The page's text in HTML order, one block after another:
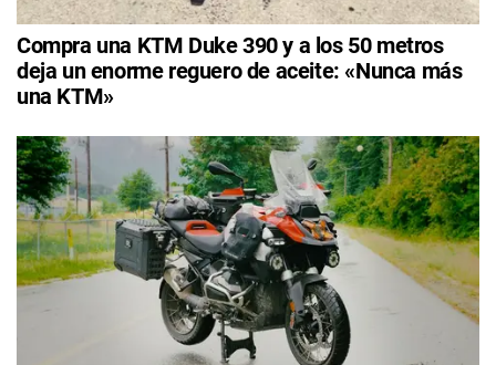
Compra una KTM Duke 390 y a los 50 metros
deja un enorme reguero de aceite: «Nunca más
una KTM»